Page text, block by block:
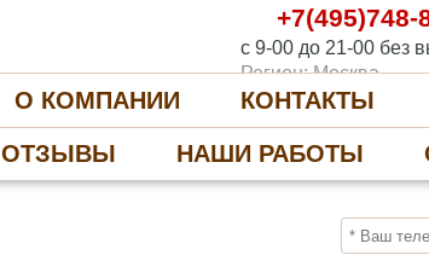
+7(495)748-
с 9-00 до 21-00 без
Регион: Москва
О КОМПАНИИ КОНТАКТЫ
ОТЗЫВЫ НАШИ РАБОТЫ
ПОЛУЧИ СКИДКУ